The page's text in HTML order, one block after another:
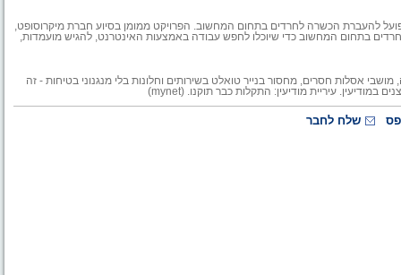
להעברת הכשרה לחרדים בתחום המחשוב. הפרויקט ממומן בסיוע חברת מיקרוסופט,
בתחום המחשוב כדי שיוכלו לחפש עבודה באמצעות האינטרנט, להגיש מועמדות,
אסלות חסרים, מחסור בנייר טואלט בשירותים וחלונות בלי מנגנוני בטיחות - זה
במודיעין. עיריית מודיעין: התקלות כבר תוקנו. (mynet)
שלח לחבר